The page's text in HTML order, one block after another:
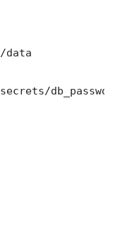
secrets/